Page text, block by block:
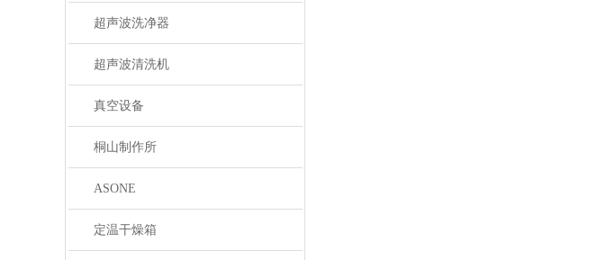
超声波洗净器
超声波清洗机
真空设备
桐山制作所
ASONE
定温干燥箱